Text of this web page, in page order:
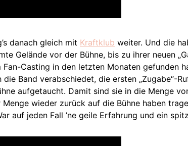
danach gleich mit Kraftklub weiter. Und die
Gelände vor der Bühne, bis zu ihrer neuen
Casting in den letzten Monaten gefunden
Band verabschiedet, die ersten „Zugabe“-
aufgetaucht. Damit sind sie in die Menge
wieder zurück auf die Bühne haben
auf jeden Fall ’ne geile Erfahrung und ein